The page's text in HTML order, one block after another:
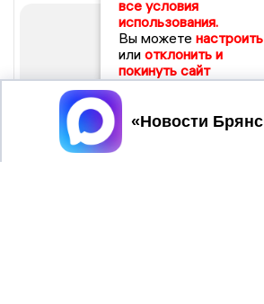
все условия
использования.
Вы можете настроить
или отклонить и
покинуть сайт
Принять